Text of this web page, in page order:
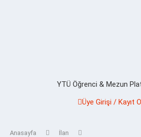
YTÜ Öğrenci & Mezun
Üye Girişi / Kayıt
Anasayfa İlan